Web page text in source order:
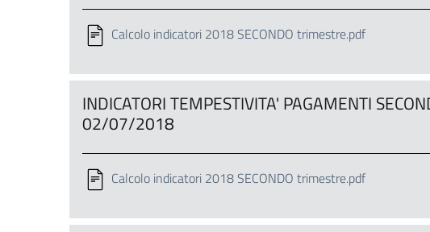
Calcolo indicatori 2018 SECONDO trimestre.pdf
INDICATORI TEMPESTIVITA' PAGAMENTI
02/07/2018
Calcolo indicatori 2018 SECONDO trimestre.pdf